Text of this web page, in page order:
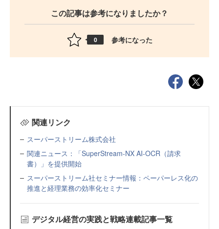
この記事は参考になりましたか？
0 参考になった
関連リンク
スーパーストリーム株式会社
関連ニュース：「SuperStream-NX AI-OCR（請求
書）」を提供開始
スーパーストリーム社セミナー情報：ペーパーレス化の
推進と経理業務の効率化セミナー
デジタル経営の実践と戦略連載記事一覧